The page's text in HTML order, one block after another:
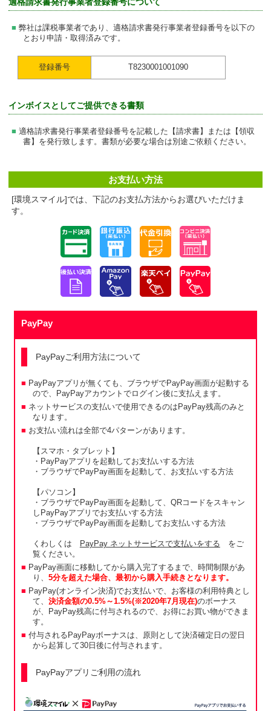
弊社は課税事業者であり、適格請求書発行事業者登録番号を以下の
とおり申請・取得済みです。
登録番号 T8230001001090
インボイスとしてご提供できる書類
適格請求書発行事業者登録番号を記載した【請求書】または【領収
書】を発行致します。書類が必要な場合は別途ご依頼ください。
お支払い方法
[環境スマイル]では、下記のお支払方法からお選びいただけま
す。
PayPay
PayPayご利用方法について
PayPayアプリが無くても、ブラウザでPayPay画面が起動する
ので、PayPayアカウントでログイン後に支払えます。
ネットサービスの支払いで使用できるのはPayPay残高のみと
なります。
お支払い流れは全部で4パターンがあります。
【スマホ・タブレット】
・PayPayアプリを起動してお支払いする方法
・ブラウザでPayPay画面を起動して、お支払いする方法
【パソコン】
・ブラウザでPayPay画面を起動して、QRコードをスキャン
しPayPayアプリでお支払いする方法
・ブラウザでPayPay画面を起動してお支払いする方法
くわしくは PayPay ネットサービスで支払いをする をご
覧ください。
PayPay画面に移動してから購入完了するまで、時間制限があ
り、 5分を超えた場合、最初から購入手続きとなります。
PayPay(オンライン決済)でお支払いで、お客様の利用特典とし
て、 決済金額の0.5%～1.5%(※2020年7月現在)のボーナス
が、PayPay残高に付与されるので、お得にお買い物ができま
す。
付与されるPayPayボーナスは、原則として決済確定日の翌日
から起算して30日後に付与されます。
PayPayアプリご利用の流れ